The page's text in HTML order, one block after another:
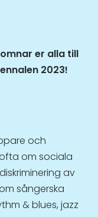
er alla till
2023!
och
om sociala
av
sångerska
& blues, jazz